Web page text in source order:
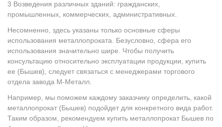
Возведения различных зданий: гражданских,
промышленных, коммерческих, административных.
Несомненно, здесь указаны только основные сферы
использования металлопроката. Безусловно, сфера его
использования значительно шире. Чтобы получить
консультацию относительно эксплуатации продукции, купить
ее (Бышев), следует связаться с менеджерами торгового
отдела завода М-Металл.
Например, мы поможем каждому заказчику определить, какой
металлопрокат (Бышев) подойдет для конкретного вида работ.
Таким образом, рекомендуем купить металлопрокат Бышев по